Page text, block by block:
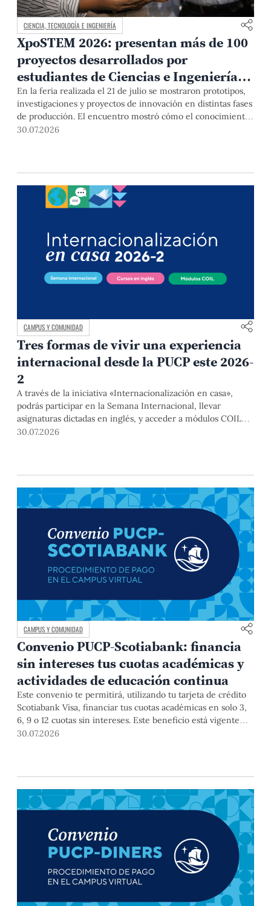
CIENCIA, TECNOLOGÍA E INGENIERÍA
XpoSTEM 2026: presentan más de 100
proyectos desarrollados por
estudiantes de Ciencias e Ingeniería
PUCP orientados a atender
necesidades del país
En la feria realizada el 21 de julio se mostraron prototipos,
investigaciones y proyectos de innovación en distintas fases
de producción. El encuentro mostró cómo el conocimiento
adquirido en las aulas puede responder a desafíos concretos
30.07.2026
CAMPUS Y COMUNIDAD
Tres formas de vivir una experiencia
internacional desde la PUCP este 2026-
2
A través de la iniciativa «Internacionalización en casa»,
podrás participar en la Semana Internacional, llevar
asignaturas dictadas en inglés, y acceder a módulos COIL
junto con estudiantes y docentes de universidades
30.07.2026
CAMPUS Y COMUNIDAD
Convenio PUCP-Scotiabank: financia
sin intereses tus cuotas académicas y
actividades de educación continua
Este convenio te permitirá, utilizando tu tarjeta de crédito
Scotiabank Visa, financiar tus cuotas académicas en solo 3,
6, 9 o 12 cuotas sin intereses. Este beneficio está vigente
hasta el 31 de diciembre de 2026, y aplica para pagos de
30.07.2026